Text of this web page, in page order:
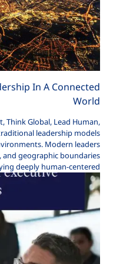
In A Connected
World
Think Global, Lead Human,
leadership models
Modern leaders
geographic boundaries
deeply human-centered.